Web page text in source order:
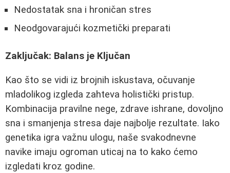
Nedostatak sna i hroničan stres
Neodgovarajući kozmetički preparati
Zaključak: Balans je Ključan
Kao što se vidi iz brojnih iskustava, očuvanje
mladolikog izgleda zahteva holistički pristup.
Kombinacija pravilne nege, zdrave ishrane, dovoljno
sna i smanjenja stresa daje najbolje rezultate. Iako
genetika igra važnu ulogu, naše svakodnevne
navike imaju ogroman uticaj na to kako ćemo
izgledati kroz godine.